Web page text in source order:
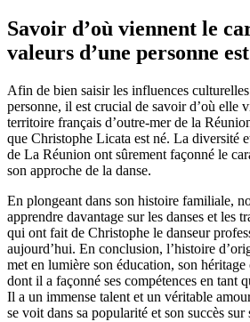
Savoir d’où viennent le
valeurs d’une personne
Afin de bien saisir les influences culturelles
personne, il est crucial de savoir d’où elle
territoire français d’outre-mer de la
que Christophe Licata est né. La diversité
de La Réunion ont sûrement façonné le
son approche de la danse.
En plongeant dans son histoire familiale,
apprendre davantage sur les danses et les
qui ont fait de Christophe le danseur
aujourd’hui. En conclusion, l’histoire
met en lumière son éducation, son
dont il a façonné ses compétences en tant
Il a un immense talent et un véritable
se voit dans sa popularité et son succès sur